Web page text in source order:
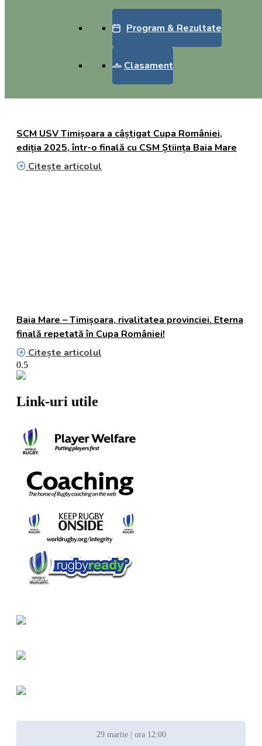
Program & Rezultate
Clasament
SCM USV Timișoara a câștigat Cupa României,
ediția 2025, într-o finală cu CSM Știința Baia Mare
Citește articolul
Baia Mare – Timișoara, rivalitatea provinciei. Eterna
finală repetată în Cupa României!
Citește articolul
Link-uri utile
29 martie | ora 12:00